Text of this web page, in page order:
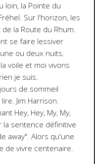
loin, la Pointe du
Sur l'horizon, les
la Route du Rhum.
se faire lessiver
ou deux nuits.
voile et moi vivons
je suis.
de sommeil
Jim Harrison.
Hey, Hey, My, My,
la sentence définitive
away". Alors qu'une
de vivre centenaire.